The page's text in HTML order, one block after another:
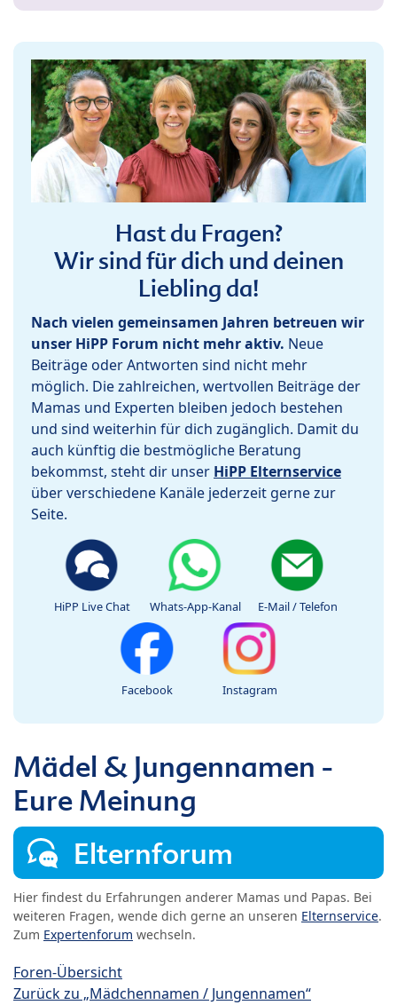
Hast du Fragen?
Wir sind für dich und deinen
Liebling da!
Nach vielen gemeinsamen Jahren betreuen wir
unser HiPP Forum nicht mehr aktiv. Neue
Beiträge oder Antworten sind nicht mehr
möglich. Die zahlreichen, wertvollen Beiträge der
Mamas und Experten bleiben jedoch bestehen
und sind weiterhin für dich zugänglich. Damit du
auch künftig die bestmögliche Beratung
bekommst, steht dir unser HiPP Elternservice
über verschiedene Kanäle jederzeit gerne zur
Seite.
HiPP Live Chat Whats-App-Kanal E-Mail / Telefon
Facebook Instagram
Mädel & Jungennamen -
Eure Meinung
Elternforum
Hier findest du Erfahrungen anderer Mamas und Papas. Bei
weiteren Fragen, wende dich gerne an unseren Elternservice.
Zum Expertenforum wechseln.
Foren-Übersicht
Zurück zu „Mädchennamen / Jungennamen“